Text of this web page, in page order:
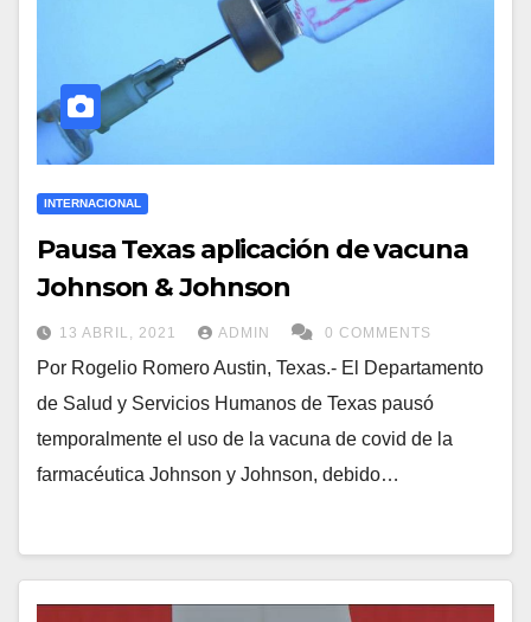
INTERNACIONAL
Pausa Texas aplicación de vacuna
Johnson & Johnson
13 ABRIL, 2021 ADMIN 0 COMMENTS
Por Rogelio Romero Austin, Texas.- El Departamento
de Salud y Servicios Humanos de Texas pausó
temporalmente el uso de la vacuna de covid de la
farmacéutica Johnson y Johnson, debido…